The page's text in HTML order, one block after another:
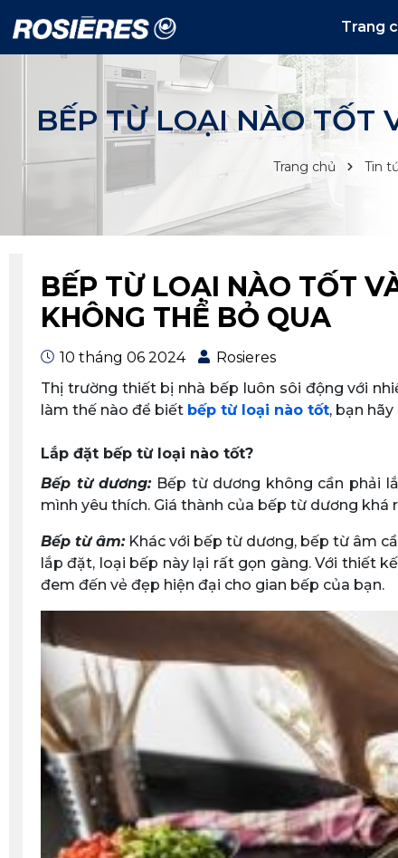
Trang
BẾP TỪ LOẠI NÀO TỐT
Trang chủ Tin
BẾP TỪ LOẠI NÀO TỐT
KHÔNG THỂ BỎ QUA
10 tháng 06 2024
Rosieres
Thị trường thiết bị nhà bếp luôn sôi động với
làm thế nào để biết bếp từ loại nào tốt, bạn
Lắp đặt bếp từ loại nào tốt?
Bếp từ dương:Bếp từ dương không cần phải
mình yêu thích. Giá thành của bếp từ dương khá
Bếp từ âm:Khác với bếp từ dương, bếp từ âm
lắp đặt, loại bếp này lại rất gọn gàng. Với thiết
đem đến vẻ đẹp hiện đại cho gian bếp của bạn.